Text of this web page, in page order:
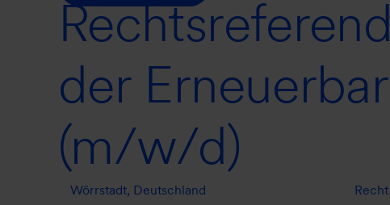
der
(m/w/d)
Wörrstadt, Deutschland
Recht